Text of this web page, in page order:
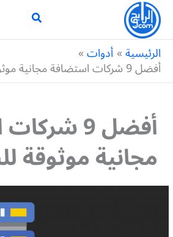
تخطي
المحتوى
الرئيسية أدوات
أفضل 9 شركات استضافة مجانية موثوقة للبدء بها
أفضل 9
مجانية موثوقة